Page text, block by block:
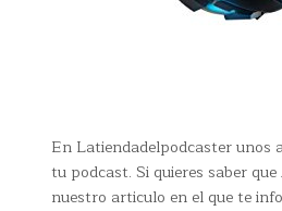
En Latiendadelpodcaster unos
tu podcast. Si quieres saber
nuestro articulo en el que te